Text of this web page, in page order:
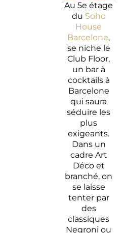
Au 5e étage
du Soho
House
Barcelone,
se niche le
Club Floor,
un bar à
cocktails à
Barcelone
qui saura
séduire les
plus
exigeants.
Dans un
cadre Art
Déco et
branché, on
se laisse
tenter par
des
classiques
Negroni ou